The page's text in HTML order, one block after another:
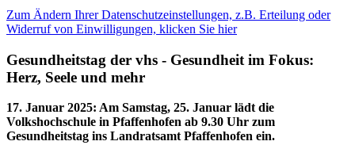
Zum Ändern Ihrer Datenschutzeinstellungen, z.B. Erteilung oder
Widerruf von Einwilligungen, klicken Sie hier
Gesundheitstag der vhs - Gesundheit im Fokus:
Herz, Seele und mehr
17. Januar 2025: Am Samstag, 25. Januar lädt die
Volkshochschule in Pfaffenhofen ab 9.30 Uhr zum
Gesundheitstag ins Landratsamt Pfaffenhofen ein.